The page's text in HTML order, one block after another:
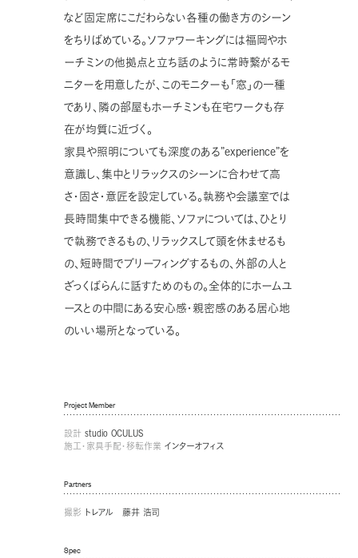
など固定席にこだわらない各種の働き方のシーン
をちりばめている。ソファワーキングには福岡やホ
ーチミンの他拠点と立ち話のように常時繋がるモ
ニターを用意したが、このモニターも「窓」の一種
であり、隣の部屋もホーチミンも在宅ワークも存
在が均質に近づく。
家具や照明についても深度のある”experience”を
意識し、集中とリラックスのシーンに合わせて高
さ・固さ・意匠を設定している。執務や会議室では
長時間集中できる機能、ソファについては、ひとり
で執務できるもの、リラックスして頭を休ませるも
の、短時間でブリーフィングするもの、外部の人と
ざっくばらんに話すためのもの。全体的にホームユ
ースとの中間にある安心感・親密感のある居心地
のいい場所となっている。
Project Member
設計 studio OCULUS
施工・家具手配・移転作業 インターオフィス
Partners
撮影 トレアル 藤井 浩司
Spec